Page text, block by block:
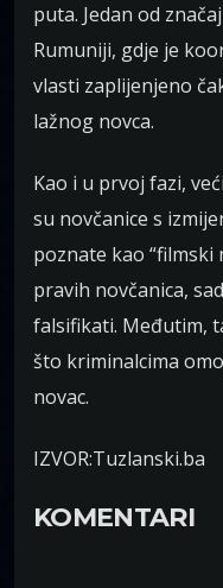
puta. Jedan od
Rumuniji, gdje je
vlasti zaplijenjeno
lažnog novca.
Kao i u prvoj fazi,
su novčanice s
poznate kao “filmski
pravih novčanica,
falsifikati. Međutim,
što kriminalcima
novac.
IZVOR:Tuzlanski.ba
KOMENTARI